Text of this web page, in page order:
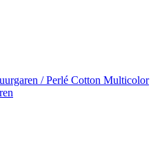
/ Perlé Cotton Multicolor